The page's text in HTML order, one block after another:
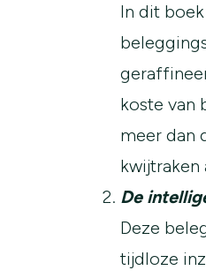
In dit
koste van
meer dan
kwijtraken
De
Deze
tijdloze